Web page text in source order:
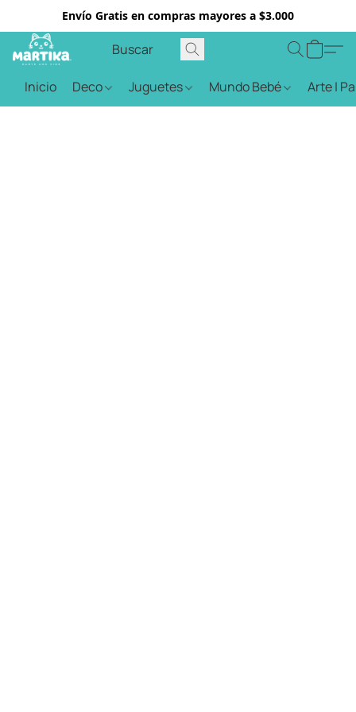
Envío Gratis en compras mayores a $3.000
Inicio Deco Juguetes Mundo Bebé Arte |